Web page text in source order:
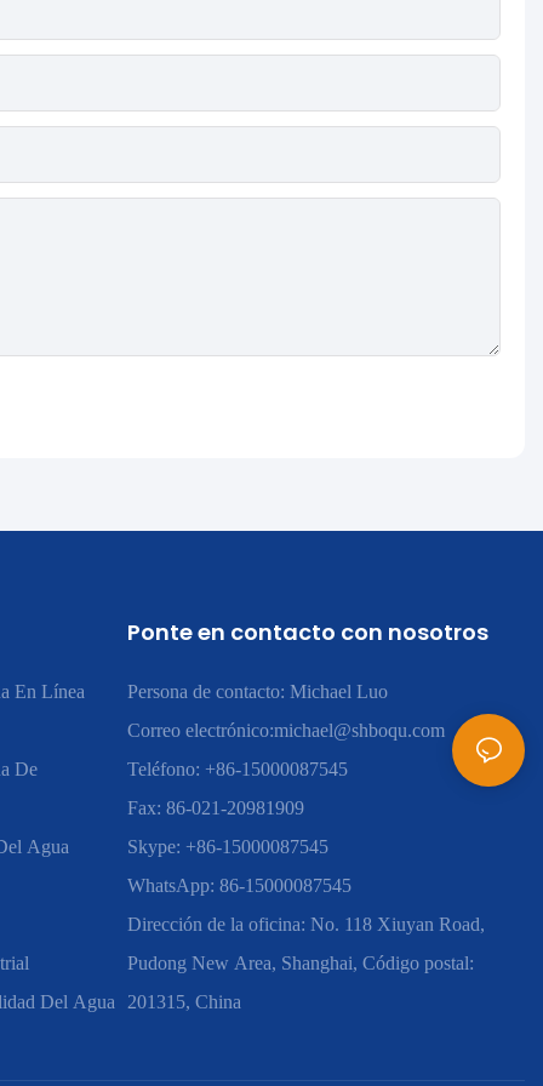
En Línea
De
Agua
Del Agua
Ponte en contacto con nosotros
Persona de contacto: Michael Luo
Correo electrónico:michael@shboqu.com
Teléfono: +86-15000087545
Fax: 86-021-20981909
Skype: +86-15000087545
WhatsApp: 86-15000087545
Dirección de la oficina: No. 118 Xiuyan Road,
Pudong New Area, Shanghai, Código postal:
201315, China